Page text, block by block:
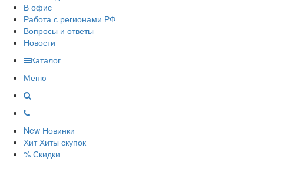
В офис
Работа с регионами РФ
Вопросы и ответы
Новости
Каталог
Меню
New Новинки
Хит Хиты скупок
% Скидки